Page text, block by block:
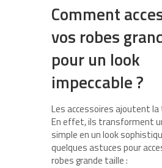
Comment
vos robes
pour un look
impeccable ?
Les accessoires ajoutent la
En effet, ils transforment
simple en un look
quelques astuces pour
robes grande taille :